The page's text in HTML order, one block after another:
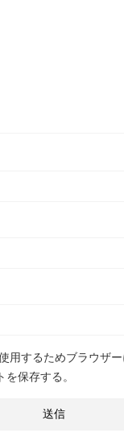
用するためブラウザ
保存する。